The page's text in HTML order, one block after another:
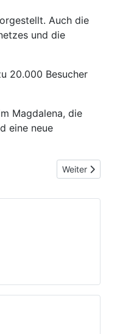
Auch die
und die
20.000 Besucher
Magdalena, die
eine neue
Nächster
Weiter